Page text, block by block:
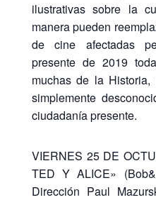
ilustrativas sobre la
manera pueden
de cine afectadas
presente de 2019
muchas de la
simplemente
ciudadanía presente.
VIERNES 25 DE
TED Y ALICE»
Dirección Paul